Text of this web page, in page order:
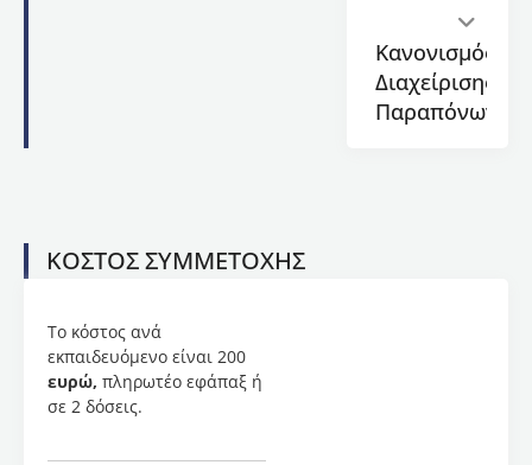
κ.
Παναγιώτα
Περβανίδου,
Κανονισμός
Διαχείρισης
Παραπόνων
ΚΟΣΤΟΣ ΣΥΜΜΕΤΟΧΗΣ
Το κόστος ανά
εκπαιδευόμενο είναι 200
ευρώ, πληρωτέο εφάπαξ ή
σε 2 δόσεις.